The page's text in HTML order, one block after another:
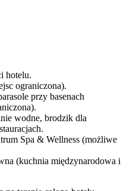
hotelu.
ograniczona).
przy basenach
wodne, brodzik dla
Spa & Wellness (możliwe
(kuchnia międzynarodowa i